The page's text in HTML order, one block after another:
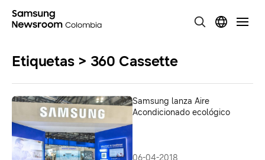
Etiquetas > 360 Cassette
Samsung lanza Aire
Acondicionado ecológico
06-04-2018